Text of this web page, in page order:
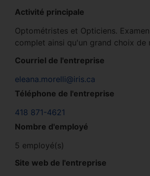
Activité principale
Optométristes et Opticiens.
complet ainsi qu'un grand choix de
Courriel de l'entreprise
eleana.morelli@iris.ca
Téléphone de l'entreprise
418 871-4621
Nombre d'employé
5 employé(s)
Site web de l'entreprise